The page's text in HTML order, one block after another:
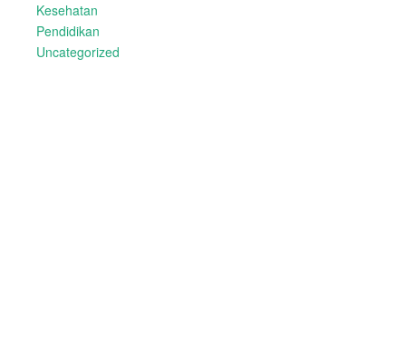
Kesehatan
Pendidikan
Uncategorized